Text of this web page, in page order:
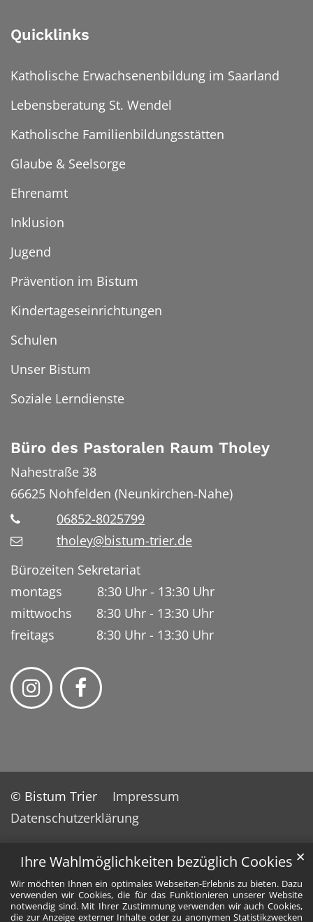
Ihre Wahlmöglichkeiten bezüglich Cookies
Wir möchten Ihnen ein optimales Webseiten-Erlebnis zu bieten. Dazu
verwenden wir Cookies, die für das Funktionieren unserer Website
notwendig sind. Mit Ihrer Zustimmung verwenden wir auch Cookies,
die zur Anzeige externer Inhalte oder zu anonymen Statistikzwecken
✕
Quicklinks
Katholische Erwachsenenbildung im Saarland
Lebensberatung St. Wendel
Katholische Familienbildungsstätten
Glaube & Seelsorge
Ehrenamt
Inklusion
Jugend
Prävention im Bistum
Kindertageseinrichtungen
Schulen
Unser Bistum
Soziale Lerndienste
Büro des Pastoralen Raum Tholey
Nahestraße 38
66625 Nohfelden (Neunkirchen-Nahe)
06852-8025799
tholey@bistum-trier.de
Bürozeiten Sekretariat
montags 8:30 Uhr - 13:30 Uhr
mittwochs 8:30 Uhr - 13:30 Uhr
freitags 8:30 Uhr - 13:30 Uhr
© Bistum Trier
Impressum
Datenschutzerklärung